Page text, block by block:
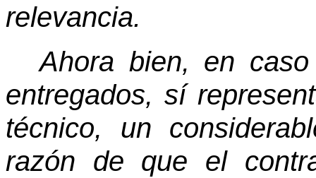
relevancia.
Ahora bien, en
entregados, sí
técnico, un
razón de que el